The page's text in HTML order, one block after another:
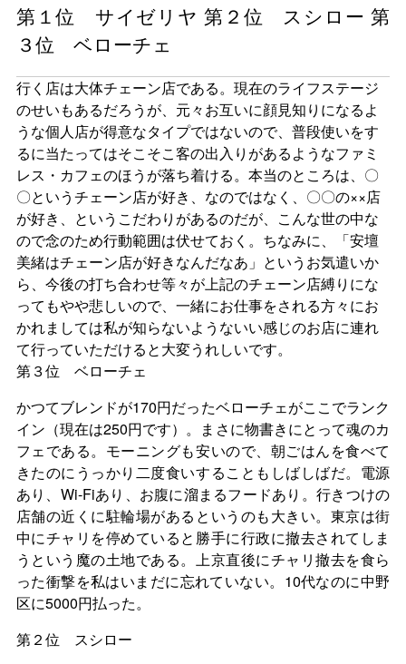
第１位 サイゼリヤ 第２位 スシロー 第
３位 ベローチェ
行く店は大体チェーン店である。現在のライフステージ
のせいもあるだろうが、元々お互いに顔見知りになるよ
うな個人店が得意なタイプではないので、普段使いをす
るに当たってはそこそこ客の出入りがあるようなファミ
レス・カフェのほうが落ち着ける。本当のところは、〇
〇というチェーン店が好き、なのではなく、〇〇の××店
が好き、というこだわりがあるのだが、こんな世の中な
ので念のため行動範囲は伏せておく。ちなみに、「安壇
美緒はチェーン店が好きなんだなあ」というお気遣いか
ら、今後の打ち合わせ等々が上記のチェーン店縛りにな
ってもやや悲しいので、一緒にお仕事をされる方々にお
かれましては私が知らないようないい感じのお店に連れ
て行っていただけると大変うれしいです。
第３位 ベローチェ
かつてブレンドが170円だったベローチェがここでランク
イン（現在は250円です）。まさに物書きにとって魂のカ
フェである。モーニングも安いので、朝ごはんを食べて
きたのにうっかり二度食いすることもしばしばだ。電源
あり、Wi-Fiあり、お腹に溜まるフードあり。行きつけの
店舗の近くに駐輪場があるというのも大きい。東京は街
中にチャリを停めていると勝手に行政に撤去されてしま
うという魔の土地である。上京直後にチャリ撤去を食ら
った衝撃を私はいまだに忘れていない。10代なのに中野
区に5000円払った。
第２位 スシロー